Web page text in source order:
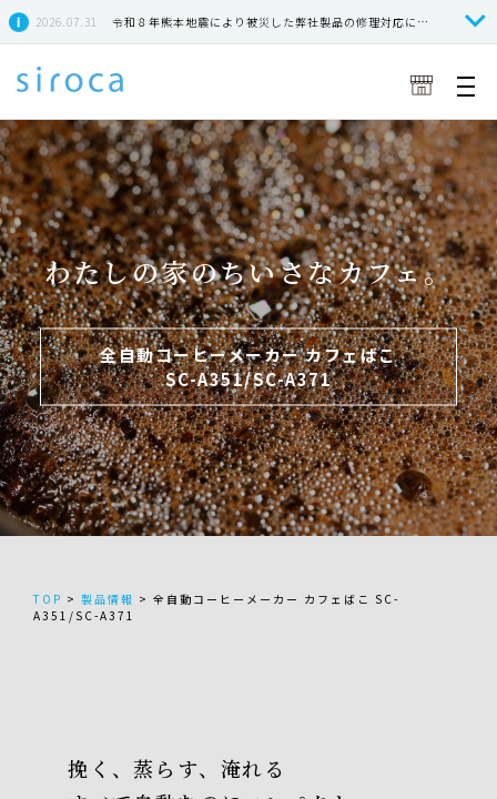
2026.07.31 令和８年熊本地震により被災した弊社製品の修理対応につきまして
わたしの家のちいさなカフェ。
全自動コーヒーメーカー カフェばこ
SC-A351/SC-A371
TOP > 製品情報 > 全自動コーヒーメーカー カフェばこ SC-
A351/SC-A371
挽く、蒸らす、淹れる